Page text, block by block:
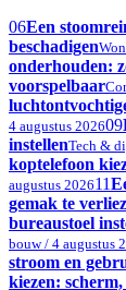
06Een
beschadigen
onderhouden:
voorspelbaar
4 augustus 202609
instellenTech &
koptelefoon
augustus 202611
gemak te
bureaustoel
bouw / 4 augustus
stroom en
kiezen: